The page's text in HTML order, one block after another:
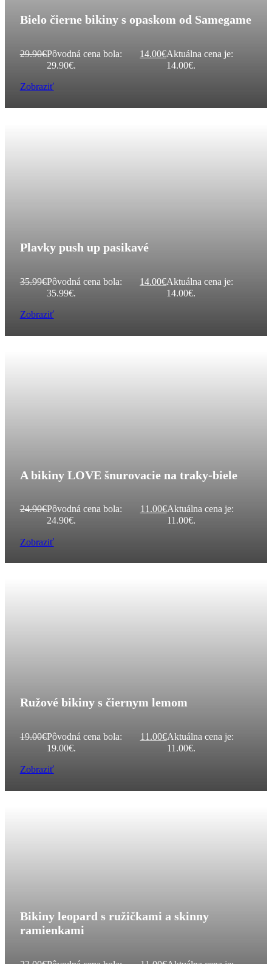
Bielo čierne bikiny s opaskom od Samegame
29.90€Pôvodná cena bola:
29.90€.
14.00€Aktuálna cena je:
14.00€.
Zobraziť
Plavky push up pasikavé
35.99€Pôvodná cena bola:
35.99€.
14.00€Aktuálna cena je:
14.00€.
Zobraziť
A bikiny LOVE šnurovacie na traky-biele
24.90€Pôvodná cena bola:
24.90€.
11.00€Aktuálna cena je:
11.00€.
Zobraziť
Ružové bikiny s čiernym lemom
19.00€Pôvodná cena bola:
19.00€.
11.00€Aktuálna cena je:
11.00€.
Zobraziť
Bikiny leopard s ružičkami a skinny
ramienkami